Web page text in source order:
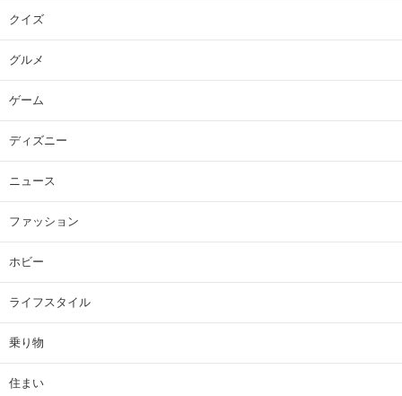
クイズ
グルメ
ゲーム
ディズニー
ニュース
ファッション
ホビー
ライフスタイル
乗り物
住まい